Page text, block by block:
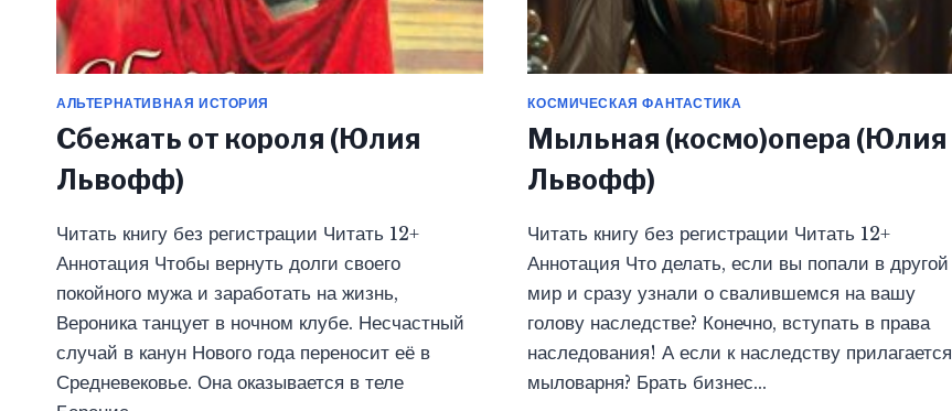
АЛЬТЕРНАТИВНАЯ ИСТОРИЯ
Сбежать от короля (Юлия
Львофф)
Читать книгу без регистрации Читать 12+
Аннотация Чтобы вернуть долги своего
покойного мужа и заработать на жизнь,
Вероника танцует в ночном клубе. Несчастный
случай в канун Нового года переносит её в
Средневековье. Она оказывается в теле
КОСМИЧЕСКАЯ ФАНТАСТИКА
Мыльная (космо)опера (Юлия
Львофф)
Читать книгу без регистрации Читать 12+
Аннотация Что делать, если вы попали в другой
мир и сразу узнали о свалившемся на вашу
голову наследстве? Конечно, вступать в права
наследования! А если к наследству прилагается
мыловарня? Брать бизнес…